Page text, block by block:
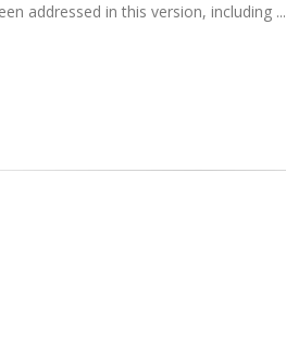
addressed in this version, including ...